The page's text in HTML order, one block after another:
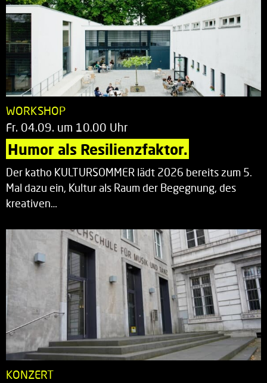
WORKSHOP
Fr. 04.09. um 10.00 Uhr
Humor als Resilienzfaktor.
Der katho KULTURSOMMER lädt 2026 bereits zum 5.
Mal dazu ein, Kultur als Raum der Begegnung, des
kreativen…
KONZERT